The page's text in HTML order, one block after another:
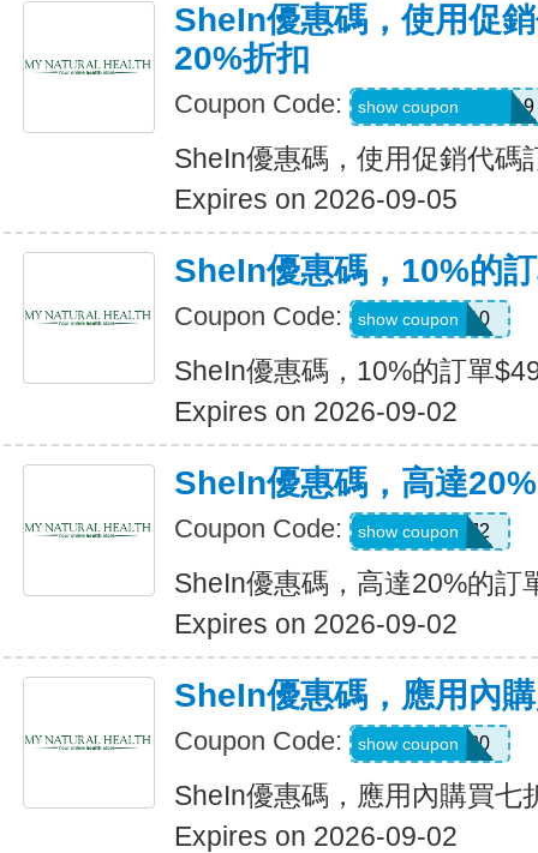
SheIn優惠碼，使用促
20%折扣
Coupon Code: FRF4saidanais319
show coupon
SheIn優惠碼，使用促銷代碼
Expires on 2026-09-05
SheIn優惠碼，10%的
Coupon Code: 14DAY10
show coupon
SheIn優惠碼，10%的訂單
Expires on 2026-09-02
SheIn優惠碼，高達
Coupon Code: US24J2
show coupon
SheIn優惠碼，高達20%的訂
Expires on 2026-09-02
SheIn優惠碼，應用內
Coupon Code: APPOFF30
show coupon
SheIn優惠碼，應用內購買七
Expires on 2026-09-02